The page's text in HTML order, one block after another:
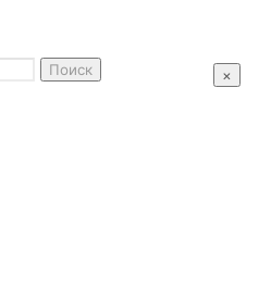
×
Поиск